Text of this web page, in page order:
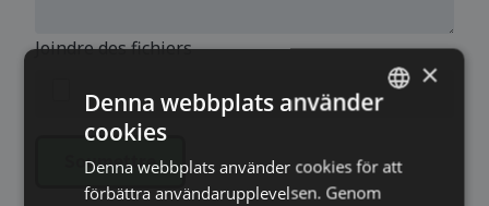
Joindre des fichiers
Soumettre ENGLISH
×
Denna webbplats använder
cookies
Denna webbplats använder cookies för att
förbättra användarupplevelsen. Genom